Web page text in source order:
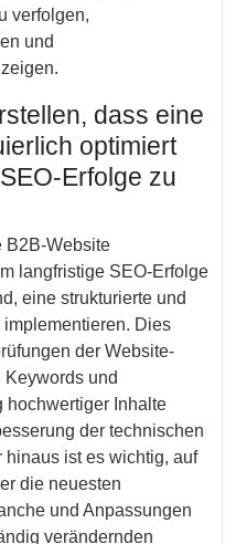
verfolgen,
und
dass eine
optimiert
Erfolge zu
B2B-Website
langfristige SEO-Erfolge
eine strukturierte und
Dies
der Website-
Keywords und
hochwertiger Inhalte
der technischen
ist es wichtig, auf
die neuesten
und Anpassungen
verändernden